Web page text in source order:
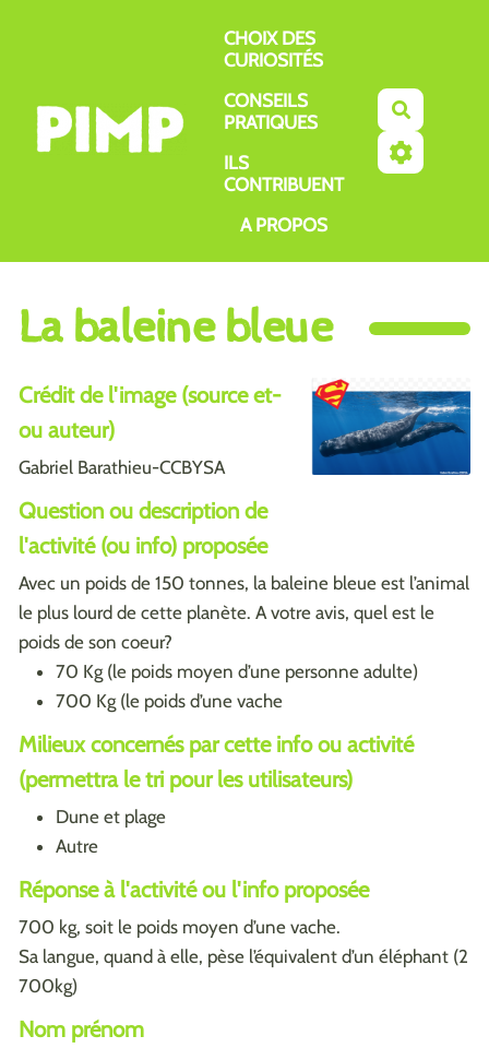
CHOIX DES
CURIOSITÉS
CONSEILS
PRATIQUES
ILS
CONTRIBUENT
A PROPOS
La baleine bleue
Crédit de l'image (source et-
ou auteur)
Gabriel Barathieu-CCBYSA
Question ou description de
l'activité (ou info) proposée
Avec un poids de 150 tonnes, la baleine bleue est l’animal
le plus lourd de cette planète. A votre avis, quel est le
poids de son coeur?
70 Kg (le poids moyen d’une personne adulte)
700 Kg (le poids d’une vache
Milieux concernés par cette info ou activité
(permettra le tri pour les utilisateurs)
Dune et plage
Autre
Réponse à l'activité ou l'info proposée
700 kg, soit le poids moyen d’une vache.
Sa langue, quand à elle, pèse l’équivalent d’un éléphant (2
700kg)
Nom prénom